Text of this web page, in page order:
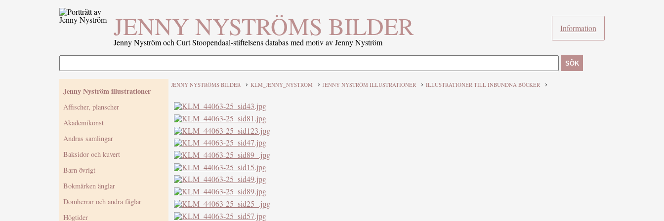
JENNY NYSTRÖMS BILDER
Jenny Nyström och Curt Stoopendaal-stiftelsens databas med motiv av Jenny Nyström
Information
SÖK
Jenny Nyström illustrationer
Affischer, planscher
Akademikonst
Andras samlingar
Baksidor och kuvert
Barn övrigt
Bokmärken änglar
Domherrar och andra fåglar
Högtider
JENNY NYSTRÖMS BILDER › KLM_JENNY_NYSTROM › JENNY NYSTRÖM ILLUSTRATIONER › ILLUSTRATIONER TILL INBUNDNA BÖCKER ›